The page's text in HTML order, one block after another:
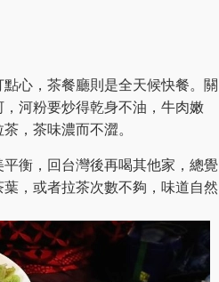
心，茶餐廳則是全天候快餐。關
河粉要炒得乾身不油，牛肉嫩
，茶味濃而不澀。
衡，回台灣後再喝其他家，總覺
，或者拉茶次數不夠，味道自然